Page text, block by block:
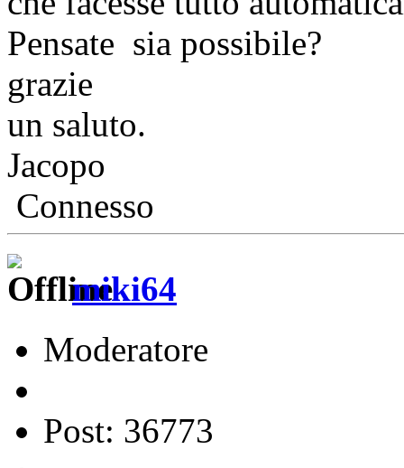
Pensate sia possibile?
grazie
un saluto.
Jacopo
Connesso
miki64
Moderatore
Post: 36773